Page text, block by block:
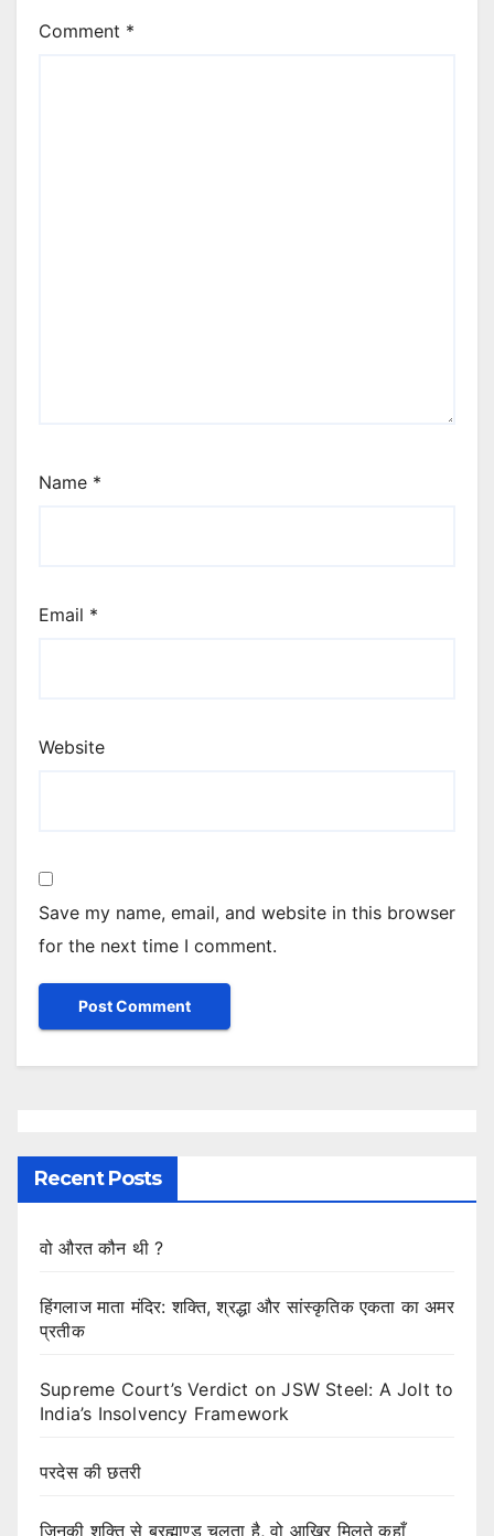
Comment *
Name *
Email *
Website
Save my name, email, and website in this browser
for the next time I comment.
Recent Posts
वो औरत कौन थी ?
हिंगलाज माता मंदिर: शक्ति, श्रद्धा और सांस्कृतिक एकता का अमर
प्रतीक
Supreme Court’s Verdict on JSW Steel: A Jolt to
India’s Insolvency Framework
परदेस की छतरी
जिनकी शक्ति से ब्रह्माण्ड चलता है, वो आखिर मिलते कहाँ